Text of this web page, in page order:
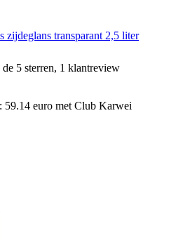
zijdeglans transparant 2,5 liter
5 sterren, 1 klantreview
euro met Club Karwei